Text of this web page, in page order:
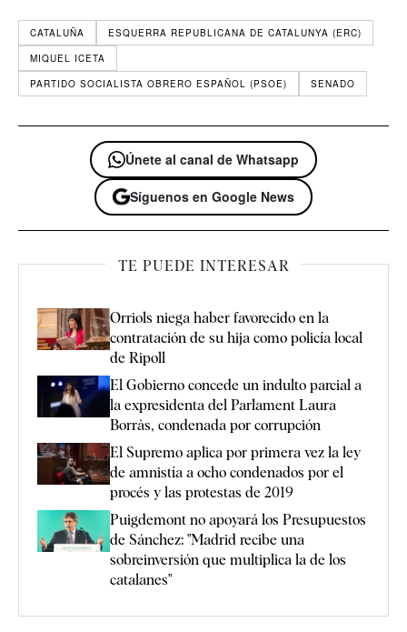
CATALUÑA
ESQUERRA REPUBLICANA DE CATALUNYA (ERC)
MIQUEL ICETA
PARTIDO SOCIALISTA OBRERO ESPAÑOL (PSOE)
SENADO
Únete al canal de Whatsapp
Síguenos en Google News
TE PUEDE INTERESAR
Orriols niega haber favorecido en la
contratación de su hija como policía local
de Ripoll
El Gobierno concede un indulto parcial a
la expresidenta del Parlament Laura
Borràs, condenada por corrupción
El Supremo aplica por primera vez la ley
de amnistía a ocho condenados por el
procés y las protestas de 2019
Puigdemont no apoyará los Presupuestos
de Sánchez: "Madrid recibe una
sobreinversión que multiplica la de los
catalanes"